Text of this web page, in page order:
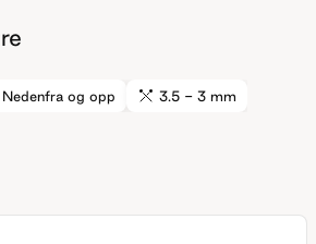
Nedenfra og opp 3.5 - 3 mm